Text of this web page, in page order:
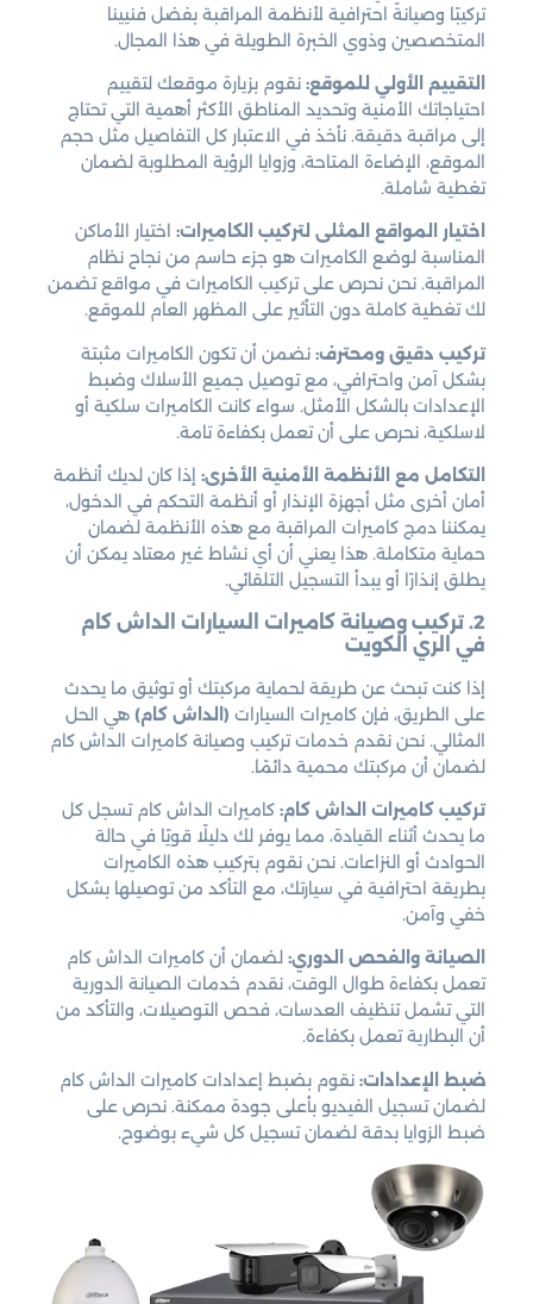
تركيبًا وصيانةً احترافية لأنظمة المراقبة بفضل فنيينا
المتخصصين وذوي الخبرة الطويلة في هذا المجال.
التقييم الأولي للموقع: نقوم بزيارة موقعك لتقييم
احتياجاتك الأمنية وتحديد المناطق الأكثر أهمية التي تحتاج
إلى مراقبة دقيقة. نأخذ في الاعتبار كل التفاصيل مثل حجم
الموقع، الإضاءة المتاحة، وزوايا الرؤية المطلوبة لضمان
تغطية شاملة.
اختيار المواقع المثلى لتركيب الكاميرات: اختيار الأماكن
المناسبة لوضع الكاميرات هو جزء حاسم من نجاح نظام
المراقبة. نحن نحرص على تركيب الكاميرات في مواقع تضمن
لك تغطية كاملة دون التأثير على المظهر العام للموقع.
تركيب دقيق ومحترف: نضمن أن تكون الكاميرات مثبتة
بشكل آمن واحترافي، مع توصيل جميع الأسلاك وضبط
الإعدادات بالشكل الأمثل. سواء كانت الكاميرات سلكية أو
لاسلكية، نحرص على أن تعمل بكفاءة تامة.
التكامل مع الأنظمة الأمنية الأخرى: إذا كان لديك أنظمة
أمان أخرى مثل أجهزة الإنذار أو أنظمة التحكم في الدخول،
يمكننا دمج كاميرات المراقبة مع هذه الأنظمة لضمان
حماية متكاملة. هذا يعني أن أي نشاط غير معتاد يمكن أن
يطلق إنذارًا أو يبدأ التسجيل التلقائي.
2. تركيب وصيانة كاميرات السيارات الداش كام
في الري الكويت
إذا كنت تبحث عن طريقة لحماية مركبتك أو توثيق ما يحدث
على الطريق، فإن كاميرات السيارات (الداش كام) هي الحل
المثالي. نحن نقدم خدمات تركيب وصيانة كاميرات الداش كام
لضمان أن مركبتك محمية دائمًا.
تركيب كاميرات الداش كام: كاميرات الداش كام تسجل كل
ما يحدث أثناء القيادة، مما يوفر لك دليلًا قويًا في حالة
الحوادث أو النزاعات. نحن نقوم بتركيب هذه الكاميرات
بطريقة احترافية في سيارتك، مع التأكد من توصيلها بشكل
خفي وآمن.
الصيانة والفحص الدوري: لضمان أن كاميرات الداش كام
تعمل بكفاءة طوال الوقت، نقدم خدمات الصيانة الدورية
التي تشمل تنظيف العدسات، فحص التوصيلات، والتأكد من
أن البطارية تعمل بكفاءة.
ضبط الإعدادات: نقوم بضبط إعدادات كاميرات الداش كام
لضمان تسجيل الفيديو بأعلى جودة ممكنة. نحرص على
ضبط الزوايا بدقة لضمان تسجيل كل شيء بوضوح.